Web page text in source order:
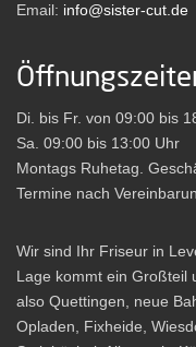
Email: info@sister-cut.de
Di. bis Fr. von 09:00 bis
Sa. 09:00 bis 13:00 Uhr
Montags Ruhetag.
Termine nach
Wir sind Ihr Friseur in
Lage kommt ein Großteil
also Quettingen, neue
Opladen, Fixheide,